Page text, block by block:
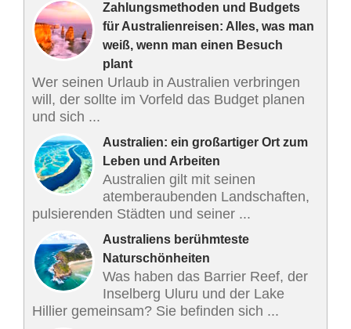
Zahlungsmethoden und Budgets
für Australienreisen: Alles, was man
weiß, wenn man einen Besuch
plant
Wer seinen Urlaub in Australien verbringen
will, der sollte im Vorfeld das Budget planen
und sich ...
Australien: ein großartiger Ort zum
Leben und Arbeiten
Australien gilt mit seinen
atemberaubenden Landschaften,
pulsierenden Städten und seiner ...
Australiens berühmteste
Naturschönheiten
Was haben das Barrier Reef, der
Inselberg Uluru und der Lake
Hillier gemeinsam? Sie befinden sich ...